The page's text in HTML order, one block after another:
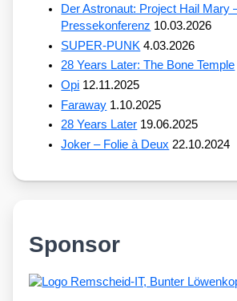
Der Astronaut: Project Hail Mary
Pressekonferenz 10.03.2026
SUPER-PUNK 4.03.2026
28 Years Later: The Bone Temple
Opi 12.11.2025
Faraway 1.10.2025
28 Years Later 19.06.2025
Joker – Folie à Deux 22.10.2024
Sponsor